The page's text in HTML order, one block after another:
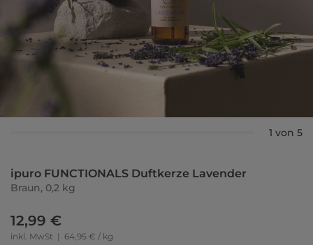
1 von 5
ipuro FUNCTIONALS Duftkerze Lavender
Braun, 0,2 kg
12,99 €
inkl. MwSt | 64,95 € / kg